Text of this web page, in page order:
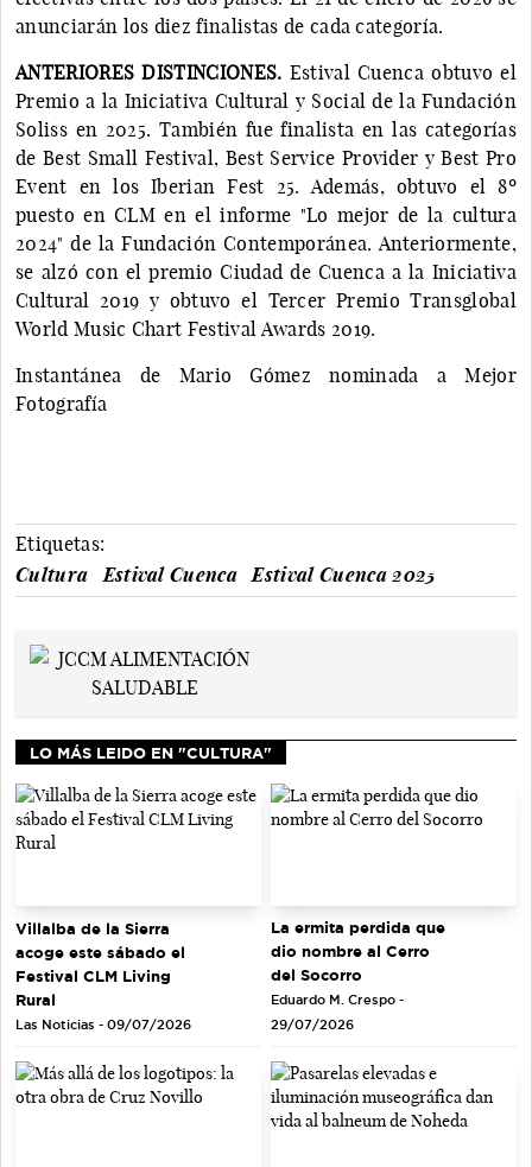
anunciarán los diez finalistas de cada categoría.
ANTERIORES DISTINCIONES. Estival Cuenca obtuvo el
Premio a la Iniciativa Cultural y Social de la Fundación
Soliss en 2025. También fue finalista en las categorías
de Best Small Festival, Best Service Provider y Best Pro
Event en los Iberian Fest 25. Además, obtuvo el 8º
puesto en CLM en el informe "Lo mejor de la cultura
2024" de la Fundación Contemporánea. Anteriormente,
se alzó con el premio Ciudad de Cuenca a la Iniciativa
Cultural 2019 y obtuvo el Tercer Premio Transglobal
World Music Chart Festival Awards 2019.
Instantánea de Mario Gómez nominada a Mejor
Fotografía
Etiquetas:
Cultura
Estival Cuenca Estival Cuenca 2025
LO MÁS LEIDO EN "CULTURA"
Villalba de la Sierra
acoge este sábado el
Festival CLM Living
Rural
Las Noticias - 09/07/2026
La ermita perdida que
dio nombre al Cerro
del Socorro
Eduardo M. Crespo -
29/07/2026